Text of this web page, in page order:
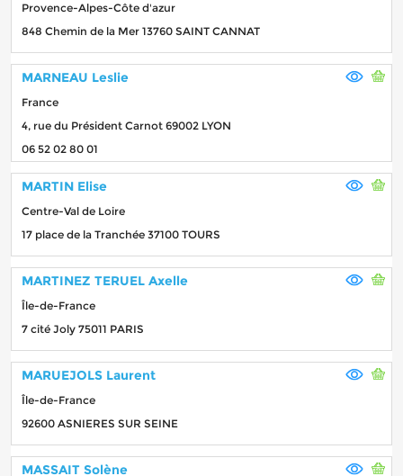
Provence-Alpes-Côte d'azur
848 Chemin de la Mer 13760 SAINT CANNAT
MARNEAU Leslie
France
4, rue du Président Carnot 69002 LYON
06 52 02 80 01
MARTIN Elise
Centre-Val de Loire
17 place de la Tranchée 37100 TOURS
MARTINEZ TERUEL Axelle
Île-de-France
7 cité Joly 75011 PARIS
MARUEJOLS Laurent
Île-de-France
92600 ASNIERES SUR SEINE
MASSAIT Solène